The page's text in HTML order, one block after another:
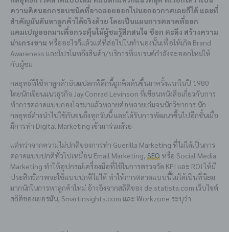
ความคิดนอกกรอบชนิดที่อาจลอยออกไปนอกอวกาศเลยก็ได้ และที่
สำคัญมันดันหาลูกค้าได้จริงด้วย โดยเป็นแผนการตลาดที่ออก
แคมเปญออกมาเพื่อกระตุ้นให้ผู้ชมรู้สึกสนใจ ช็อก ตะลึง สร้างความ
น่าเกรงขาม หรืออะไรก็แล้วแต่ที่ส่อไปในทำนองนั้นเพื่อให้เกิด Brand
Awareness และโปรโมทถึงสินค้า/บริการที่แบรนด์กำลังจะออกใหม่ให้
กับผู้ชม
กลยุทธ์ที่ใช้หาลูกค้าอันแปลกพิลึกนี้ถูกคิดค้นขึ้นมาครั้งแรกในปี 1980
โดยนักเขียนแนวธุรกิจ Jay Conrad Levinson ที่เขียนหนังสือเกี่ยวกับการ
ทำการตลาดแบบกองโจรมาแล้วหลายต่อหลายเล่มจนนักวิชาการ นัก
กลยุทธ์ต่างนำไปใช้กันจนถึงทุกวันนี้ และได้รับการพัฒนาขึ้นไปอีกขั้นเมื่อ
มีการทำ Digital Marketing เข้ามาร่วมด้วย
แต่ทว่าจากความไม่ปกติของการทำ Guerilla Marketing ที่ไม่ได้เป็นการ
ตลาดแบบปกติทั่วไปเหมือน Email Marketing, SEO หรือ Social Media
Marketing ทำให้อุปกรณ์เครื่องมือที่ใช้ในการตรวจวัด KPI และ ROI ให้มี
ประสิทธิภาพจะใช้แบบปกติไม่ได้ ทำให้การตลาดแบบนี้ไม่ได้เป็นที่นิยม
มากนักในการหาลูกค้าใหม่ อ้างอิงจากสถิติของ de.statista.com เว็บไซต์
สถิติของเยอรมัน, Smartinsights.com และ Workzone ระบุว่า